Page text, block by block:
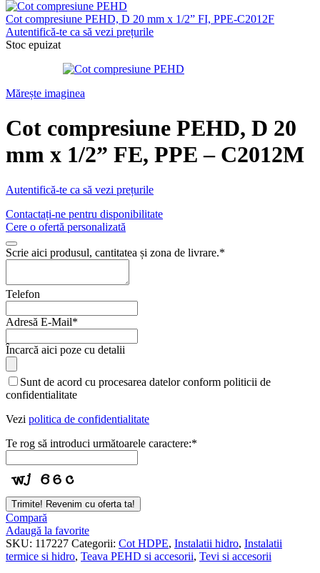
Cot compresiune PEHD, D 20 mm x 1/2” FI, PPE-C2012F
Autentifică-te ca să vezi prețurile
Stoc epuizat
Mărește imaginea
Cot compresiune PEHD, D 20
mm x 1/2” FE, PPE – C2012M
Autentifică-te ca să vezi prețurile
Contactați-ne pentru disponibilitate
Cere o ofertă personalizată
Scrie aici produsul, cantitatea și zona de livrare.*
Website
Telefon
Adresă E-Mail*
Încarcă aici poze cu detalii
Sunt de acord cu procesarea datelor conform politicii de
confidentialitate
Vezi politica de confidentialitate
Te rog să introduci următoarele caractere:*
Trimite! Revenim cu oferta ta!
Compară
Adaugă la favorite
SKU: 117227 Categorii: Cot HDPE, Instalatii hidro, Instalatii
termice si hidro, Teava PEHD si accesorii, Tevi si accesorii